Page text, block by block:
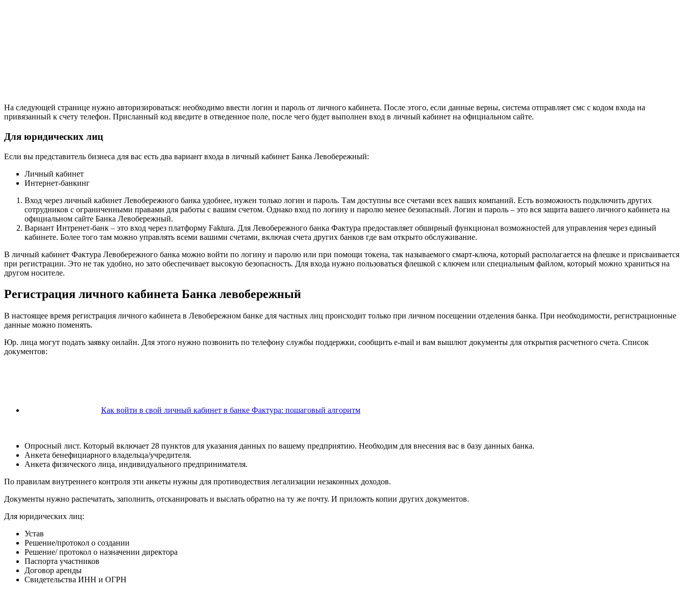
На следующей странице нужно авторизироваться: необходимо ввести логин и пароль от личного кабинета. После этого, если данные верны, система отправляет смс с кодом входа на
привязанный к счету телефон. Присланный код введите в отведенное поле, после чего будет выполнен вход в личный кабинет на официальном сайте.
Для юридических лиц
Если вы представитель бизнеса для вас есть два вариант входа в личный кабинет Банка Левобережный:
Личный кабинет
Интернет-банкинг
Вход через личный кабинет Левобережного банка удобнее, нужен только логин и пароль. Там доступны все счетами всех ваших компаний. Есть возможность подключить других
сотрудников с ограниченными правами для работы с вашим счетом. Однако вход по логину и паролю менее безопасный. Логин и пароль – это вся защита вашего личного кабинета на
официальном сайте Банка Левобережный.
Вариант Интренет-банк – это вход через платформу Faktura. Для Левобережного банка Фактура предоставляет обширный функционал возможностей для управления через единый
кабинете. Более того там можно управлять всеми вашими счетами, включая счета других банков где вам открыто обслуживание.
В личный кабинет Фактура Левобережного банка можно войти по логину и паролю или при помощи токена, так называемого смарт-ключа, который располагается на флешке и присваивается
при регистрации. Это не так удобно, но зато обеспечивает высокую безопасность. Для входа нужно пользоваться флешкой с ключем или специальным файлом, который можно храниться на
другом носителе.
Регистрация личного кабинета Банка левобережный
В настоящее время регистрация личного кабинета в Левобережном банке для частных лиц происходит только при личном посещении отделения банка. При необходимости, регистрационные
данные можно поменять.
Юр. лица могут подать заявку онлайн. Для этого нужно позвонить по телефону службы поддержки, сообщить e-mail и вам вышлют документы для открытия расчетного счета. Список
документов:
Как войти в свой личный кабинет в банке Фактура: пошаговый алгоритм
Опросный лист. Который включает 28 пунктов для указания данных по вашему предприятию. Необходим для внесения вас в базу данных банка.
Анкета бенефициарного владельца/учредителя.
Анкета физического лица, индивидуального предпринимателя.
По правилам внутреннего контроля эти анкеты нужны для противодествия легализации незаконных доходов.
Документы нужно распечатать, заполнить, отсканировать и выслать обратно на ту же почту. И приложть копии других документов.
Для юридических лиц:
Устав
Решение/протокол о создании
Решение/ протокол о назначении директора
Паспорта участников
Договор аренды
Свидетельства ИНН и ОГРН